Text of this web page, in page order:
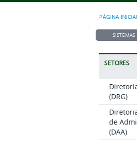
PÁGINA
SETORES
(DRG)
de
(DAA)